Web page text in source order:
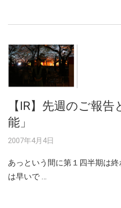
【IR】先週のご報
能」
2007年4月4日
あっという間に第１四半期は
は早いで …